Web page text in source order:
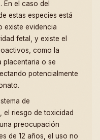
En el caso del
estas especies está
existe evidencia
fetal, y existe el
como la
placentaria o se
potencialmente
de
el riesgo de toxicidad
preocupación
de 12 años, el uso no